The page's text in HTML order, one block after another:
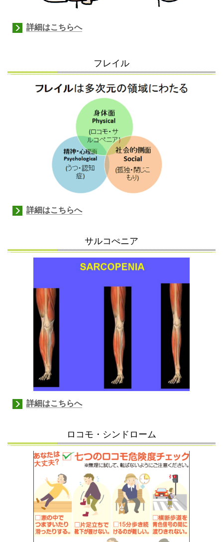
詳細はこちらへ
フレイル
詳細はこちらへ
サルコぺニア
詳細はこちらへ
ロコモ・シンドローム